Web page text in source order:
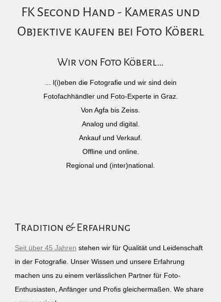
FK Second Hand - Kameras und
Objektive kaufen bei Foto Köberl
Wir von Foto Köberl…
... l(i)eben die Fotografie und wir sind dein
Fotofachhändler und Foto-Experte in Graz.
Von Agfa bis Zeiss.
Analog und digital.
Ankauf und Verkauf.
Offline und online.
Regional und (inter)national.
Tradition & Erfahrung
Seit über 45 Jahren stehen wir für Qualität und Leidenschaft
in der Fotografie. Unser Wissen und unsere Erfahrung
machen uns zu einem verlässlichen Partner für Foto-
Enthusiasten, Anfänger und Profis gleichermaßen. We share